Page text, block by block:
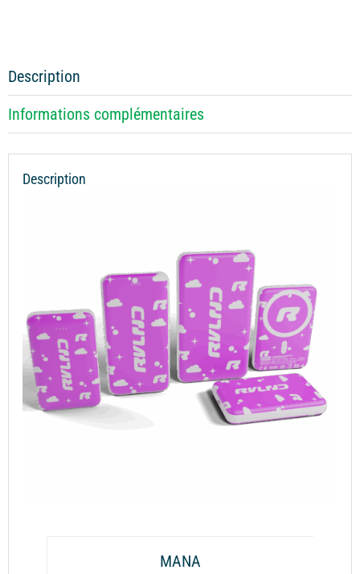
Riverland
Description
Informations complémentaires
Description
MANA